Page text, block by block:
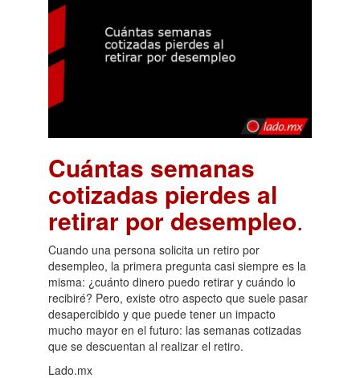
Cuántas semanas
cotizadas pierdes al
retirar por desempleo.
Cuando una persona solicita un retiro por
desempleo, la primera pregunta casi siempre es la
misma: ¿cuánto dinero puedo retirar y cuándo lo
recibiré? Pero, existe otro aspecto que suele pasar
desapercibido y que puede tener un impacto
mucho mayor en el futuro: las semanas cotizadas
que se descuentan al realizar el retiro.
Lado.mx